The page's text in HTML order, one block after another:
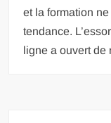
et la formation
tendance.
ligne a ouvert de